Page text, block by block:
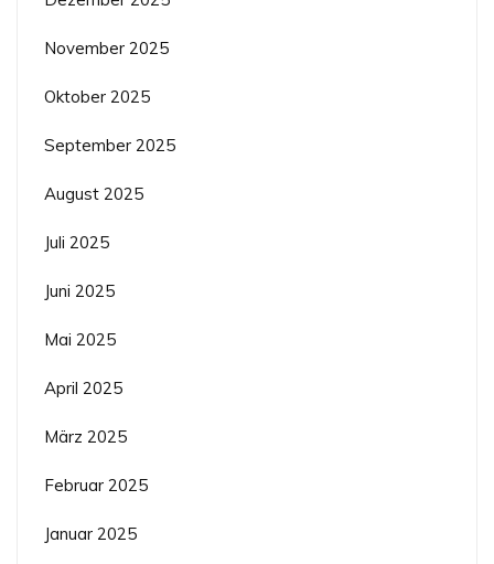
November 2025
Oktober 2025
September 2025
August 2025
Juli 2025
Juni 2025
Mai 2025
April 2025
März 2025
Februar 2025
Januar 2025